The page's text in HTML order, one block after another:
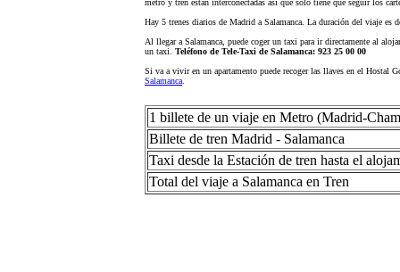
metro y tren están interconectadas así que solo tiene que seguir los
Hay 5 trenes diarios de Madrid a Salamanca. La duración del viaje es
Al llegar a Salamanca, puede coger un taxi para ir directamente al
un taxi. Teléfono de Tele-Taxi de Salamanca: 923 25 00 00
Si va a vivir en un apartamento puede recoger las llaves en el Hostal
Salamanca
1 billete de un viaje en Metro (Madrid-
Billete de tren Madrid - Salamanca
Taxi desde la Estación de tren hasta el
Total del viaje a Salamanca en Tren